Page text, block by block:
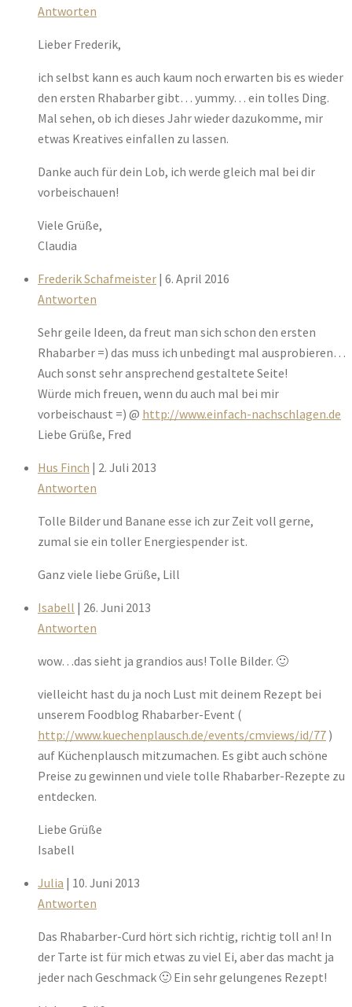
Antworten
Lieber Frederik,
ich selbst kann es auch kaum noch erwarten bis es wieder
den ersten Rhabarber gibt… yummy… ein tolles Ding.
Mal sehen, ob ich dieses Jahr wieder dazukomme, mir
etwas Kreatives einfallen zu lassen.
Danke auch für dein Lob, ich werde gleich mal bei dir
vorbeischauen!
Viele Grüße,
Claudia
Frederik Schafmeister | 6. April 2016
Antworten
Sehr geile Ideen, da freut man sich schon den ersten
Rhabarber =) das muss ich unbedingt mal ausprobieren…
Auch sonst sehr ansprechend gestaltete Seite!
Würde mich freuen, wenn du auch mal bei mir
vorbeischaust =) @ http://www.einfach-nachschlagen.de
Liebe Grüße, Fred
Hus Finch | 2. Juli 2013
Antworten
Tolle Bilder und Banane esse ich zur Zeit voll gerne,
zumal sie ein toller Energiespender ist.
Ganz viele liebe Grüße, Lill
Isabell | 26. Juni 2013
Antworten
wow…das sieht ja grandios aus! Tolle Bilder. 🙂
vielleicht hast du ja noch Lust mit deinem Rezept bei
unserem Foodblog Rhabarber-Event (
http://www.kuechenplausch.de/events/cmviews/id/77 )
auf Küchenplausch mitzumachen. Es gibt auch schöne
Preise zu gewinnen und viele tolle Rhabarber-Rezepte zu
entdecken.
Liebe Grüße
Isabell
Julia | 10. Juni 2013
Antworten
Das Rhabarber-Curd hört sich richtig, richtig toll an! In
der Tarte ist für mich etwas zu viel Ei, aber das macht ja
jeder nach Geschmack 🙂 Ein sehr gelungenes Rezept!